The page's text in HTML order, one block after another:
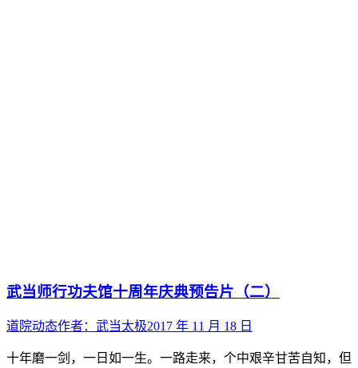
武当师行功夫馆十周年庆典预告片（二）
道院动态作者： 武当太极2017 年 11 月 18 日
十年磨一剑，一日如一生。一路走来，个中艰辛甘苦自知，但